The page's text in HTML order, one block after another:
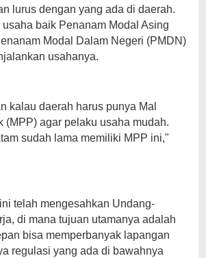
lurus dengan yang ada di daerah.
baik Penanam Modal Asing
Modal Dalam Negeri (PMDN)
usahanya.
kalau daerah harus punya Mal
(MPP) agar pelaku usaha mudah.
sudah lama memiliki MPP ini,"
telah mengesahkan Undang-
di mana tujuan utamanya adalah
bisa memperbanyak lapangan
regulasi yang ada di bawahnya